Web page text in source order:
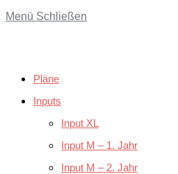
Menü Schließen
Pläne
Inputs
Input XL
Input M – 1. Jahr
Input M – 2. Jahr